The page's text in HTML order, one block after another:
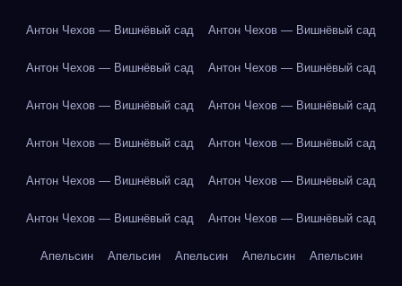
Антон Чехов — Вишнёвый сад Антон Чехов — Вишнёвый сад
Антон Чехов — Вишнёвый сад Антон Чехов — Вишнёвый сад
Антон Чехов — Вишнёвый сад Антон Чехов — Вишнёвый сад
Антон Чехов — Вишнёвый сад Антон Чехов — Вишнёвый сад
Антон Чехов — Вишнёвый сад Антон Чехов — Вишнёвый сад
Антон Чехов — Вишнёвый сад Антон Чехов — Вишнёвый сад
Апельсин Апельсин Апельсин Апельсин Апельсин